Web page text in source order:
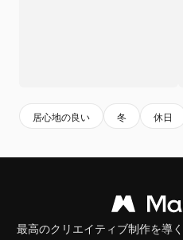
居心地の良い 冬 休日
最高のクリエイティブ制作を導